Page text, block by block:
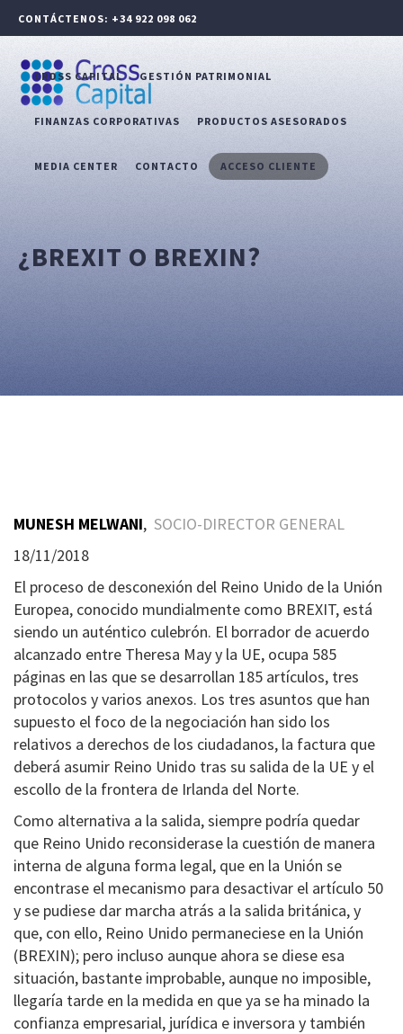
CONTÁCTENOS: +34 922 098 062
CROSS CAPITAL GESTIÓN PATRIMONIAL
FINANZAS CORPORATIVAS PRODUCTOS ASESORADOS
MEDIA CENTER CONTACTO ACCESO CLIENTE
¿BREXIT O BREXIN?
MUNESH MELWANI, SOCIO-DIRECTOR GENERAL
18/11/2018
El proceso de desconexión del Reino Unido de la Unión
Europea, conocido mundialmente como BREXIT, está
siendo un auténtico culebrón. El borrador de acuerdo
alcanzado entre Theresa May y la UE, ocupa 585
páginas en las que se desarrollan 185 artículos, tres
protocolos y varios anexos. Los tres asuntos que han
supuesto el foco de la negociación han sido los
relativos a derechos de los ciudadanos, la factura que
deberá asumir Reino Unido tras su salida de la UE y el
escollo de la frontera de Irlanda del Norte.
Como alternativa a la salida, siempre podría quedar
que Reino Unido reconsiderase la cuestión de manera
interna de alguna forma legal, que en la Unión se
encontrase el mecanismo para desactivar el artículo 50
y se pudiese dar marcha atrás a la salida británica, y
que, con ello, Reino Unido permaneciese en la Unión
(BREXIN); pero incluso aunque ahora se diese esa
situación, bastante improbable, aunque no imposible,
llegaría tarde en la medida en que ya se ha minado la
confianza empresarial, jurídica e inversora y también